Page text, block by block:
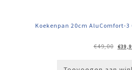
Koekenpan 20cm AluComfort-3
€49,00
prijs
€